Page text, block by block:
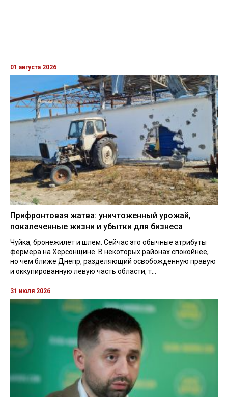
01 августа 2026
Прифронтовая жатва: уничтоженный урожай,
покалеченные жизни и убытки для бизнеса
Чуйка, бронежилет и шлем. Сейчас это обычные атрибуты
фермера на Херсонщине. В некоторых районах спокойнее,
но чем ближе Днепр, разделяющий освобожденную правую
и оккупированную левую часть области, т...
31 июля 2026